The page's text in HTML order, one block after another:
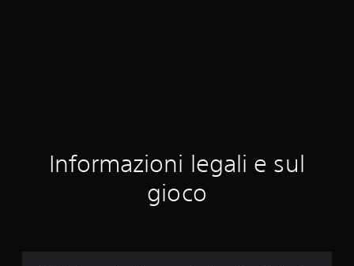
Informazioni legali e sul
gioco